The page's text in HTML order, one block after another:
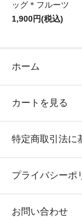
ッグ＊フルーツ
1,900円(税込)
ホーム
カートを見る
特定商取引法に
プライバシーポ
お問い合わせ